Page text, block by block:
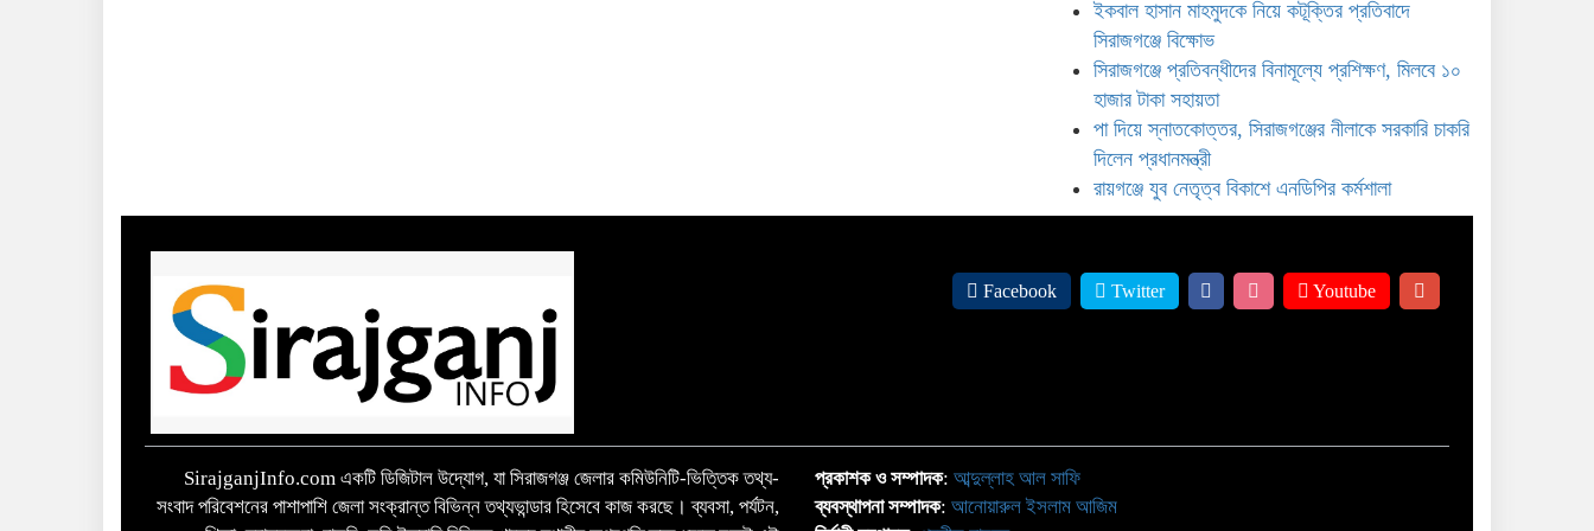
রায়গঞ্জে যুব নেতৃত্ব বিকাশে এনডিপির কর্মশালা
ইকবাল হাসান মাহমুদকে নিয়ে কটূক্তির প্রতিবাদে
সিরাজগঞ্জে বিক্ষোভ
সিরাজগঞ্জে প্রতিবন্ধীদের বিনামূল্যে প্রশিক্ষণ, মিলবে ১০
হাজার টাকা সহায়তা
পা দিয়ে স্নাতকোত্তর, সিরাজগঞ্জের নীলাকে সরকারি চাকরি
দিলেন প্রধানমন্ত্রী
রায়গঞ্জে যুব নেতৃত্ব বিকাশে এনডিপির কর্মশালা
Facebook Twitter Youtube
SirajganjInfo.com একটি ডিজিটাল উদ্যোগ, যা সিরাজগঞ্জ জেলার কমিউনিটি-ভিত্তিক তথ্য-
সংবাদ পরিবেশনের পাশাপাশি জেলা সংক্রান্ত বিভিন্ন তথ্যভান্ডার হিসেবে কাজ করছে। ব্যবসা, পর্যটন,
প্রকাশক ও সম্পাদক: আব্দুল্লাহ আল সাফি
ব্যবস্থাপনা সম্পাদক: আনোয়ারুল ইসলাম আজিম